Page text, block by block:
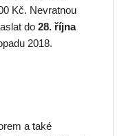
Kč. Nevratnou
do 28. října
2018.
a také